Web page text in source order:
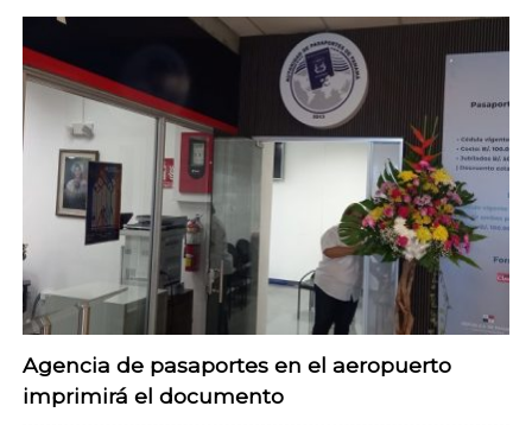
Agencia de pasaportes en el aeropuerto
imprimirá el documento